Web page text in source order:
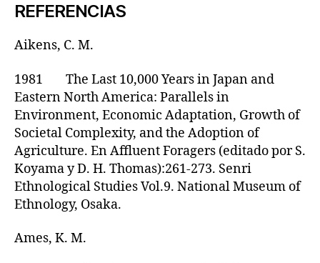
REFERENCIAS
Aikens, C. M.
1981 The Last 10,000 Years in Japan and
Eastern North America: Parallels in
Environment, Economic Adaptation, Growth of
Societal Complexity, and the Adoption of
Agriculture. En Affluent Foragers (editado por S.
Koyama y D. H. Thomas):261-273. Senri
Ethnological Studies Vol.9. National Museum of
Ethnology, Osaka.
Ames, K. M.